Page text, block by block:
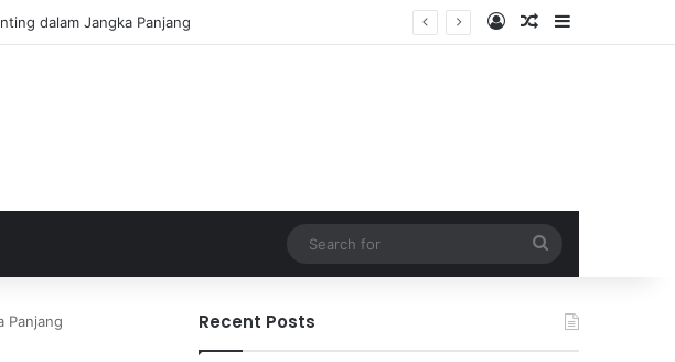
Ketenangan Mental Log InRandom Article
Sidebar
for
Panjang Recent Posts